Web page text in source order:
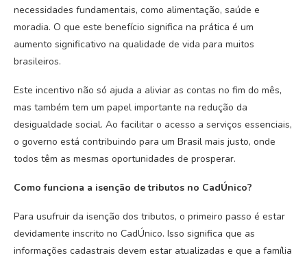
necessidades fundamentais, como alimentação, saúde e
moradia. O que este benefício significa na prática é um
aumento significativo na qualidade de vida para muitos
brasileiros.
Este incentivo não só ajuda a aliviar as contas no fim do mês,
mas também tem um papel importante na redução da
desigualdade social. Ao facilitar o acesso a serviços essenciais,
o governo está contribuindo para um Brasil mais justo, onde
todos têm as mesmas oportunidades de prosperar.
Como funciona a isenção de tributos no CadÚnico?
Para usufruir da isenção dos tributos, o primeiro passo é estar
devidamente inscrito no CadÚnico. Isso significa que as
informações cadastrais devem estar atualizadas e que a família